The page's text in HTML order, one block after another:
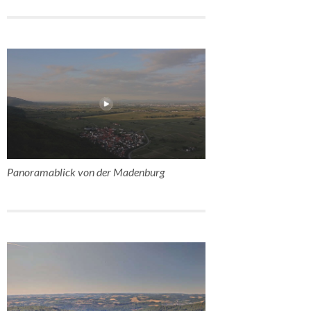
Panoramablick von der Madenburg